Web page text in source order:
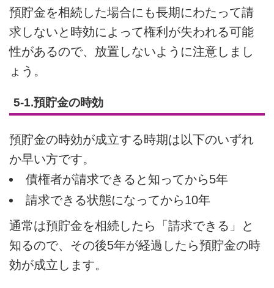
預貯金を相続した場合にも長期にわたって請
求しないと時効によって権利が失われる可能
性があるので、放置しないように注意しまし
ょう。
5-1.預貯金の時効
預貯金の時効が成立する時期は以下のいずれ
か早い方です。
債権者が請求できると知ってから5年
請求できる状態になってから10年
通常は預貯金を相続したら「請求できる」と
知るので、その後5年が経過したら預貯金の時
効が成立します。